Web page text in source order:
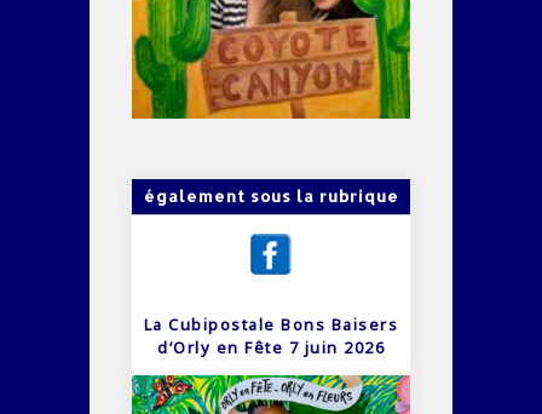
également sous la rubrique
La Cubipostale Bons Baisers
d’Orly en Fête 7 juin 2026